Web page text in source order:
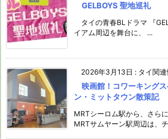
GELBOYS 聖地巡礼
タイの青春BLドラマ 『
イアム周辺を舞台に、 ...
2026年3月13日 : タイ関
映画館！コワーキング
ン・ミットタウン散策記
MRTシーロム駅から、さら
MRTサムヤーン駅周辺は、